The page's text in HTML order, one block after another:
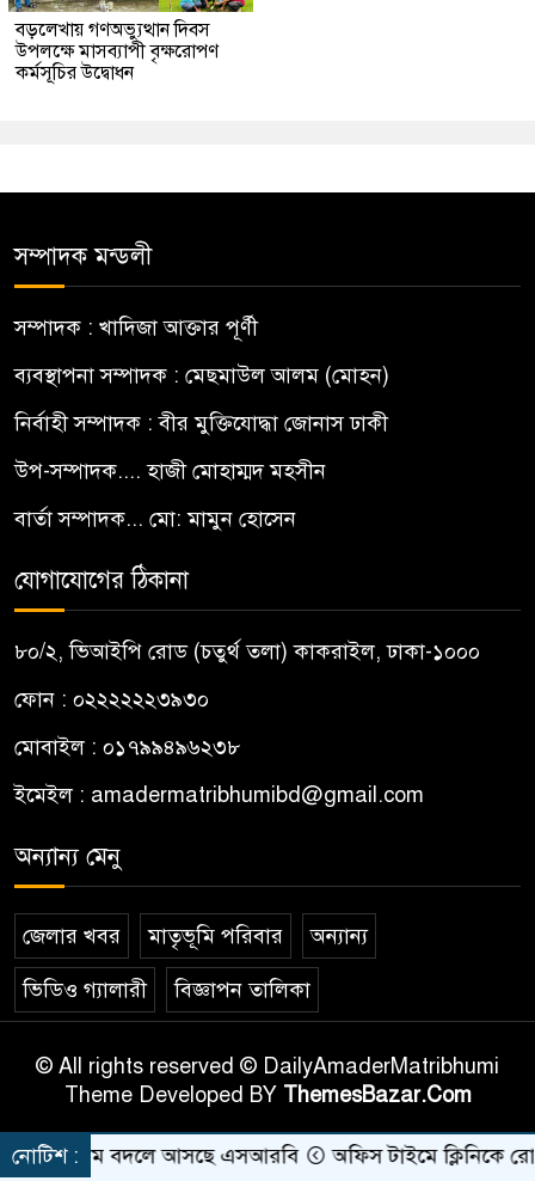
বড়লেখায় গণঅভ্যুত্থান দিবস
উপলক্ষে মাসব্যাপী বৃক্ষরোপণ
কর্মসূচির উদ্বোধন
সম্পাদক মন্ডলী
সম্পাদক : খাদিজা আক্তার পূর্ণী
ব্যবস্থাপনা সম্পাদক : মেছমাউল আলম (মোহন)
নির্বাহী সম্পাদক : বীর মুক্তিযোদ্ধা জোনাস ঢাকী
উপ-সম্পাদক.... হাজী মোহাম্মদ মহসীন
বার্তা সম্পাদক... মো: মামুন হোসেন
যোগাযোগের ঠিকানা
৮০/২, ভিআইপি রোড (চতুর্থ তলা) কাকরাইল, ঢাকা-১০০০
ফোন : ০২২২২২২৩৯৩০
মোবাইল : ০১৭৯৯৪৯৬২৩৮
ইমেইল : amadermatribhumibd@gmail.com
অন্যান্য মেনু
জেলার খবর মাতৃভূমি পরিবার অন্যান্য
ভিডিও গ্যালারী বিজ্ঞাপন তালিকা
© All rights reserved © DailyAmaderMatribhumi
Theme Developed BY ThemesBazar.Com
নোটিশ :
নাম বদলে আসছে এসআরবি অফিস টাইমে ক্লিনিকে রোগী